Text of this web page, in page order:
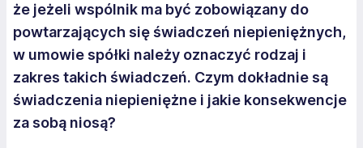
że jeżeli wspólnik ma być zobowiązany do
powtarzających się świadczeń niepieniężnych,
w umowie spółki należy oznaczyć rodzaj i
zakres takich świadczeń. Czym dokładnie są
świadczenia niepieniężne i jakie konsekwencje
za sobą niosą?